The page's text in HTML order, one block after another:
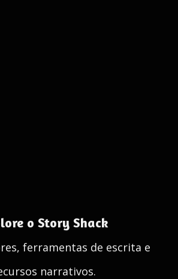
o Story Shack
ferramentas de escrita e
narrativos.